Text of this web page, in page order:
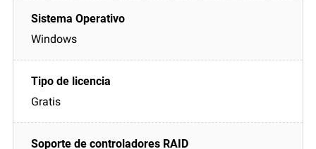
Windows
Gratis